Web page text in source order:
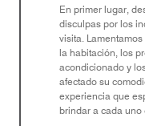
En primer lugar,
disculpas por los
visita.
la habitación, los
acondicionado y
afectado su
experiencia que
brindar a cada